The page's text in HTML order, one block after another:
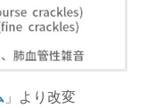
」より改変